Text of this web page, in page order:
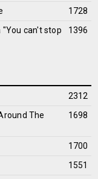
1728
"You can't stop
1396
2312
The
1698
1700
1551